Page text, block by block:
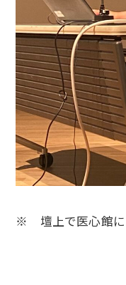
※ 壇上で医心館に